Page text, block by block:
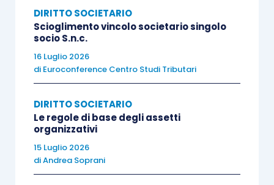
intervengano alla successiva assemblea rinviata
dei soci che non erano presenti all’assemblea di
stessi si dovrà tener conto con il conseguente
innalzamento delquorumdeliberativo.
Si deve altresì tener presente che:
non è necessario un nuovo avviso di
convocazione, conservando efficacia
DIRITTO SOCIETARIO
Scioglimento vincolo societario singolo
socio S.n.c.
16 Luglio 2026
di Euroconference Centro Studi Tributari
DIRITTO SOCIETARIO
Le regole di base degli assetti
organizzativi
15 Luglio 2026
diAndrea Soprani